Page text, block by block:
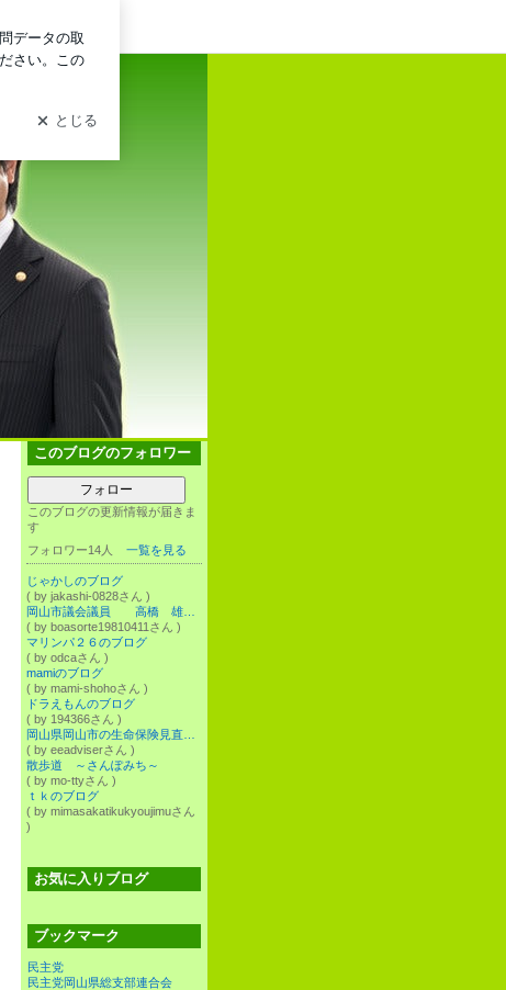
このブログのフォロワー
フォロー
このブログの更新情報が届きま
す
フォロワー14人
一覧を見る
じゃかしのブログ
( by jakashi-0828さん )
( by boasorte19810411さん )
マリンパ２６のブログ
( by odcaさん )
mamiのブログ
( by mami-shohoさん )
ドラえもんのブログ
( by 194366さん )
( by eeadviserさん )
散歩道 ～さんぽみち～
( by mo-ttyさん )
ｔｋのブログ
( by mimasakatikukyoujimuさん
)
お気に入りブログ
ブックマーク
民主党
民主党岡山県総支部連合会